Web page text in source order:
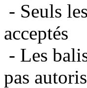
- Seuls
acceptés
- Les
pas